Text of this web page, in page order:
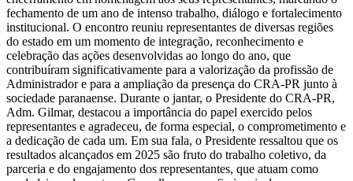
fechamento de um ano de intenso trabalho, diálogo e fortalecimento
institucional. O encontro reuniu representantes de diversas regiões
do estado em um momento de integração, reconhecimento e
celebração das ações desenvolvidas ao longo do ano, que
contribuíram significativamente para a valorização da profissão de
Administrador e para a ampliação da presença do CRA-PR junto à
sociedade paranaense. Durante o jantar, o Presidente do CRA-PR,
Adm. Gilmar, destacou a importância do papel exercido pelos
representantes e agradeceu, de forma especial, o comprometimento e
a dedicação de cada um. Em sua fala, o Presidente ressaltou que os
resultados alcançados em 2025 são fruto do trabalho coletivo, da
parceria e do engajamento dos representantes, que atuam como